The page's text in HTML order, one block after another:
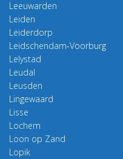
Leeuwarden
Leiden
Leiderdorp
Leidschendam-Voorburg
Lelystad
Leudal
Leusden
Lingewaard
Lisse
Lochem
Loon op Zand
Lopik